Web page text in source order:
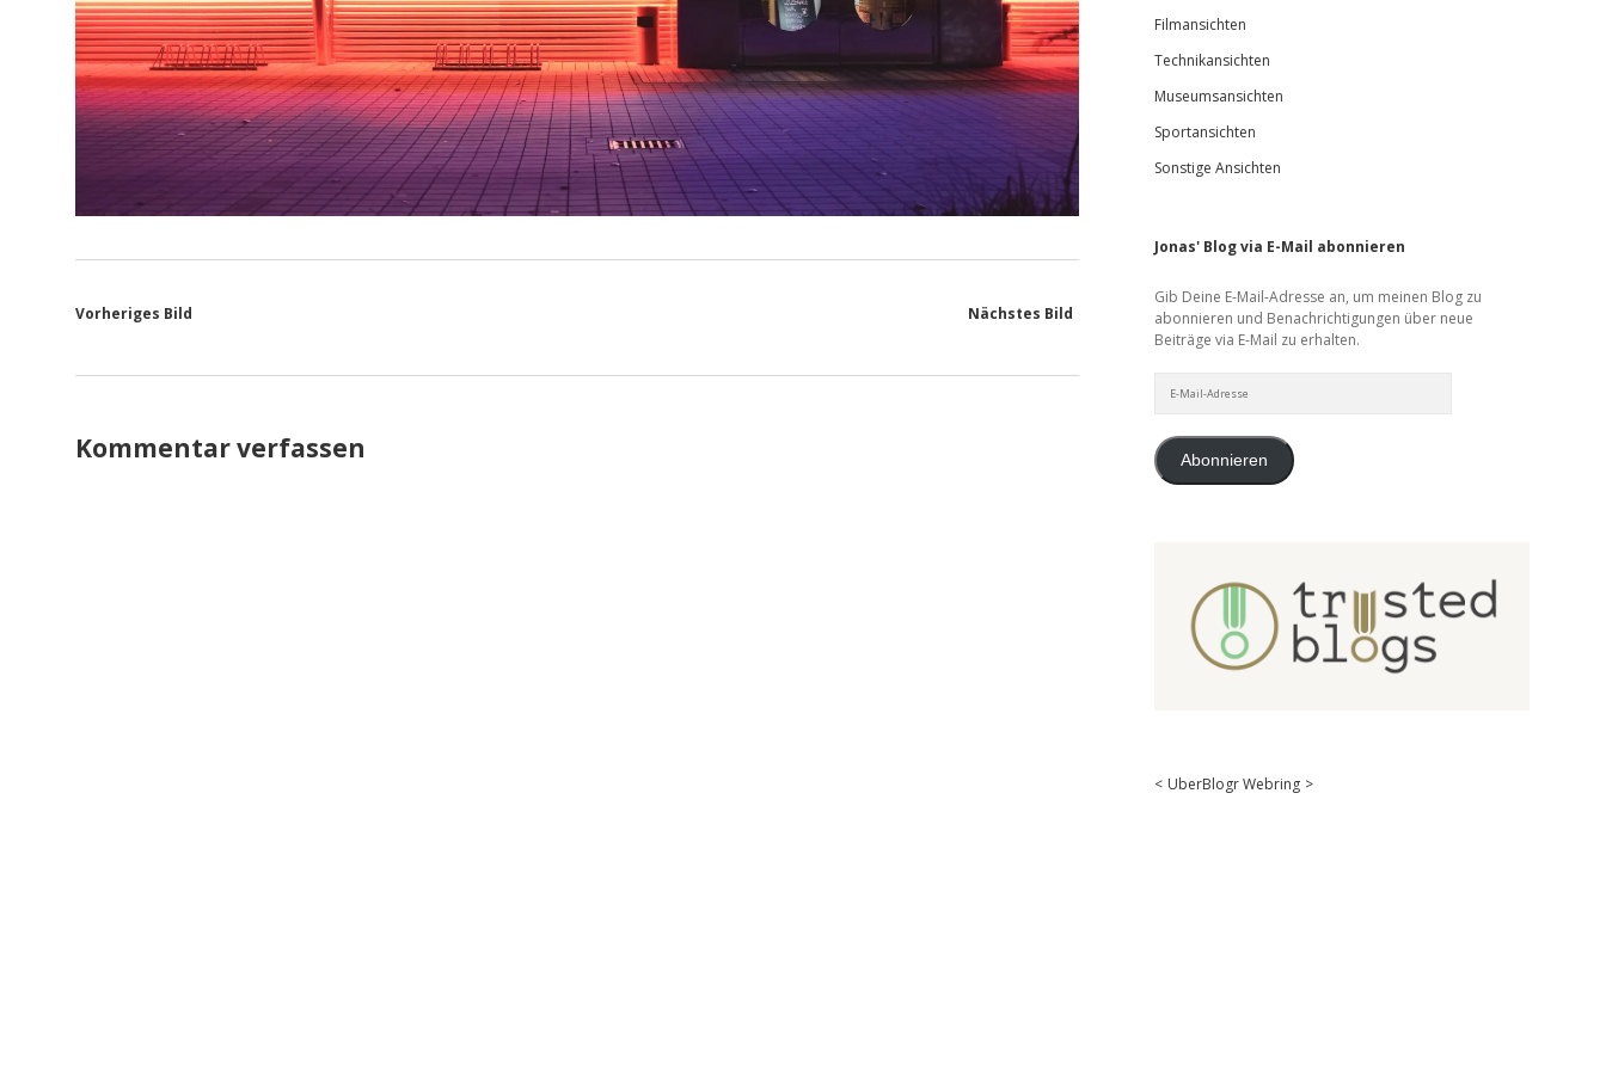
Vorheriges Bild Nächstes Bild
Kommentar verfassen
Filmansichten
Technikansichten
Museumsansichten
Sportansichten
Sonstige Ansichten
Jonas' Blog via E-Mail abonnieren
Gib Deine E-Mail-Adresse an, um meinen Blog zu
abonnieren und Benachrichtigungen über neue
Beiträge via E-Mail zu erhalten.
Mail-
Abonnieren
< UberBlogr Webring >